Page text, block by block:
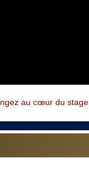
au cœur du stage